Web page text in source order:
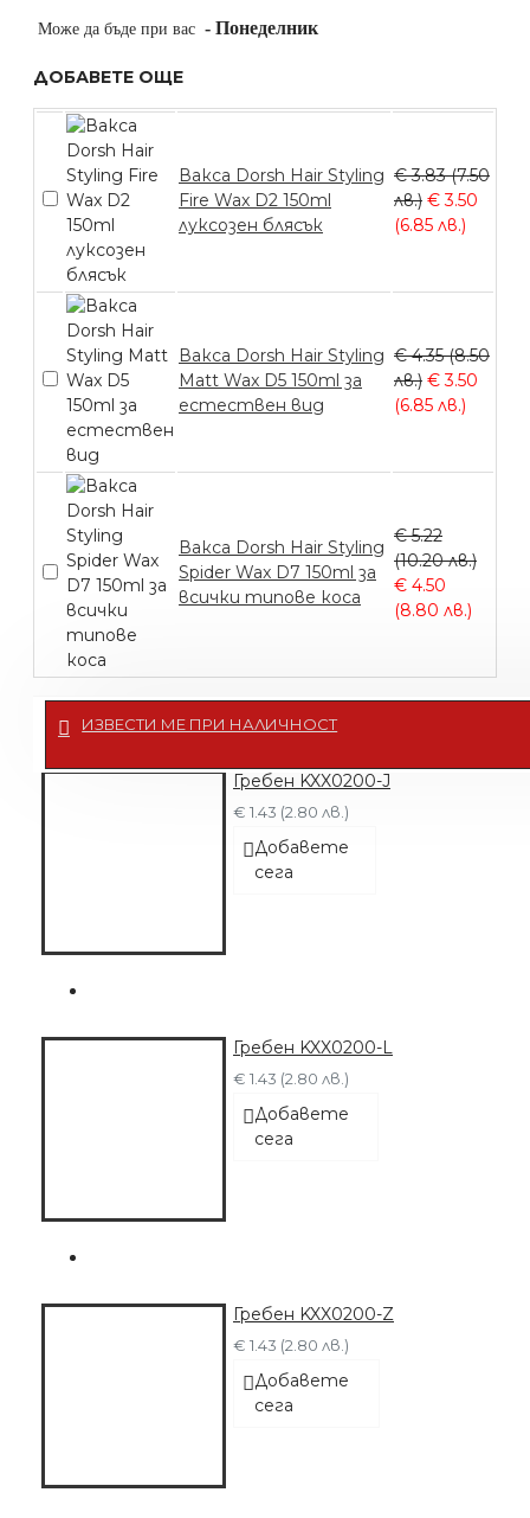
Може да бъде при вас - Понеделник
ДОБАВЕТЕ ОЩЕ
Вакса Dorsh Hair Styling
Fire Wax D2 150ml
луксозен блясък
€ 3.83 (7.50
лв.) € 3.50
(6.85 лв.)
Вакса Dorsh Hair Styling
Matt Wax D5 150ml за
естествен вид
€ 4.35 (8.50
лв.) € 3.50
(6.85 лв.)
Вакса Dorsh Hair Styling
Spider Wax D7 150ml за
всички типове коса
€ 5.22
(10.20 лв.)
€ 4.50
(8.80 лв.)
ИЗВЕСТИ МЕ ПРИ НАЛИЧНОСТ
Гребен KXX0200-J
€ 1.43 (2.80 лв.)
Добавете
сега
Гребен KXX0200-L
€ 1.43 (2.80 лв.)
Добавете
сега
Гребен KXX0200-Z
€ 1.43 (2.80 лв.)
Добавете
сега